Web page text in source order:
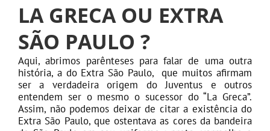
LA GRECA OU EXTRA
SÃO PAULO ?
Aqui, abrimos parênteses para falar de uma outra
história, a do Extra São Paulo, que muitos afirmam
ser a verdadeira origem do Juventus e outros
entendem ser o mesmo o sucessor do “La Greca”.
Assim, não podemos deixar de citar a existência do
Extra São Paulo, que ostentava as cores da bandeira